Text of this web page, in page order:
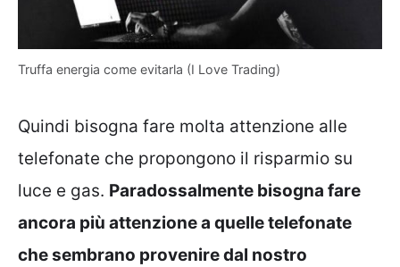
Truffa energia come evitarla (I Love Trading)
Quindi bisogna fare molta attenzione alle
telefonate che propongono il risparmio su
luce e gas. Paradossalmente bisogna fare
ancora più attenzione a quelle telefonate
che sembrano provenire dal nostro